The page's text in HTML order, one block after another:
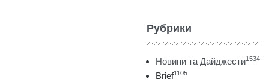
Рубрики
Новини та Дайджести1534
Brief1105